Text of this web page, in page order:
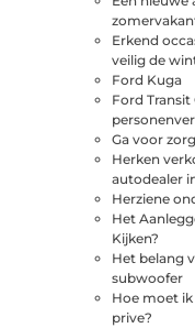
Erkend
veilig de
Ford Kuga
Ford
Ga voor
Herken
autodealer
Herziene
Het
Kijken?
Het belang
subwoofer
Hoe moet
prive?